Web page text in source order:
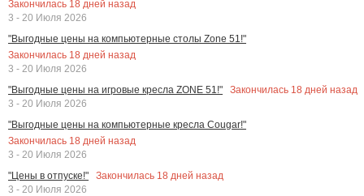
Закончилась 18 дней назад
3 - 20 Июля 2026
"Выгодные цены на компьютерные столы Zone 51!"
Закончилась 18 дней назад
3 - 20 Июля 2026
"Выгодные цены на игровые кресла ZONE 51!"
Закончилась 18 дней назад
3 - 20 Июля 2026
"Выгодные цены на компьютерные кресла Cougar!"
Закончилась 18 дней назад
3 - 20 Июля 2026
"Цены в отпуске!"
Закончилась 18 дней назад
3 - 20 Июля 2026